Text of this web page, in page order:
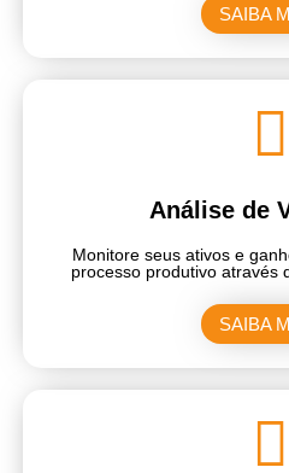
SAIBA
Análise de
Monitore seus ativos e
processo produtivo através
SAIBA